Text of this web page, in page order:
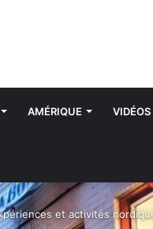
AMÉRIQUE VIDÉOS
et activités